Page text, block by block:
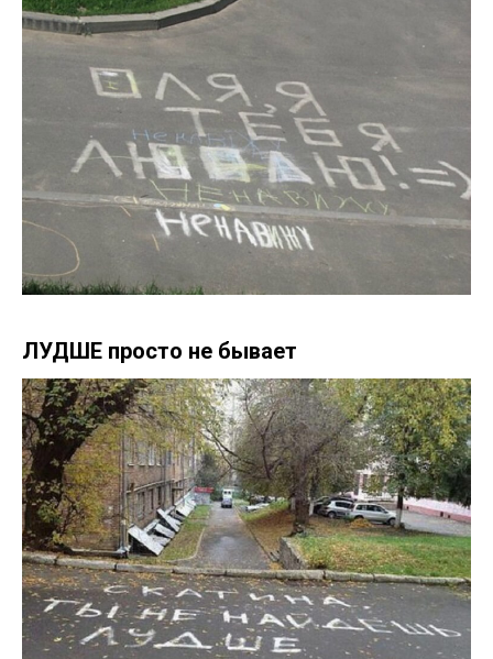
ЛУДШЕ просто не бывает